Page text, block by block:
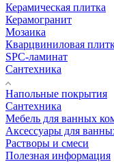
Керамическая плитка
Керамогранит
Мозаика
Кварцвиниловая
SPC-ламинат
Сантехника
Напольные покрытия
Сантехника
Мебель для ванных
Аксессуары для
Растворы и смеси
Полезная информация